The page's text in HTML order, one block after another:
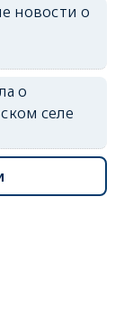
новости о
о
селе